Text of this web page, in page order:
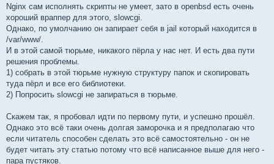
Nginx сам исполнять скрипты не умеет, зато в openbsd есть очень
хороший враппер для этого, slowcgi.
Однако, по умолчанию он запирает себя в jail который находится в
/var/www/.
И в этой самой тюрьме, никакого пёрла у нас нет. И есть два пути
решения проблемы.
1) собрать в этой тюрьме нужную структуру папок и скопировать
туда пёрл и все его библиотеки.
2) Попросить slowcgi не запираться в тюрьме.
Скажем так, я пробовал идти по первому пути, и успешно прошёл.
Однако это всё таки очень долгая заморочка и я предполагаю что
если читатель способен сделать это всё самостоятельно - он не
будет читать эту статью потому что всё написанное выше для него -
пара пустяков.